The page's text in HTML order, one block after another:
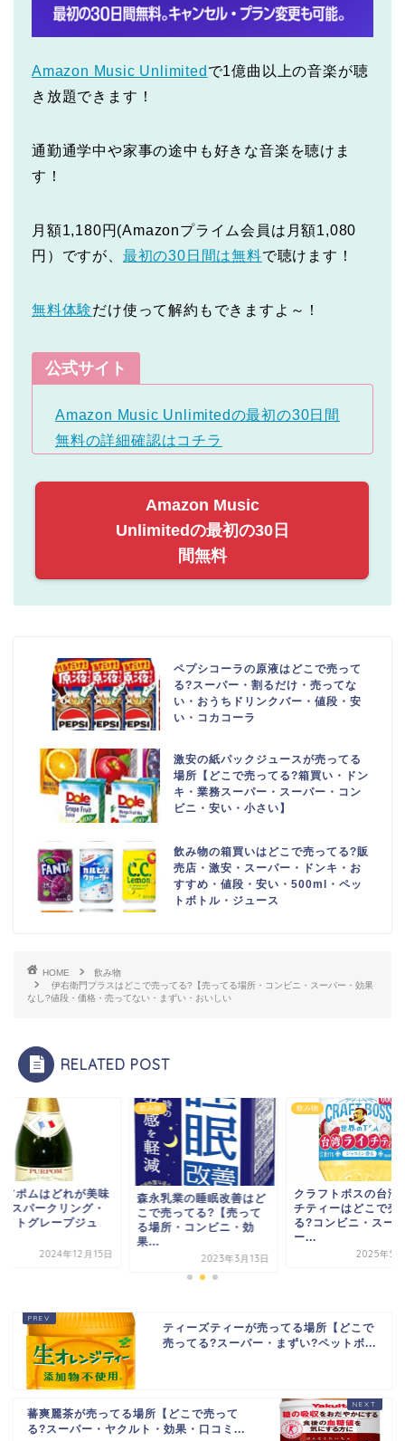
Amazon Music Unlimited で1億曲以上の音楽が聴
き放題できます！
通勤通学中や家事の途中も好きな音楽を聴けま
す！
月額1,180円(Amazonプライム会員は月額1,080
円）ですが、 最初の30日間は無料で聴けます！
無料体験だけ使って解約もできますよ～！
公式サイト
Amazon Music Unlimitedの最初の30日間
無料の詳細確認はコチラ
Amazon Music
Unlimitedの最初の30日
間無料
ペプシコーラの原液はどこで売って
る?スーパー・割るだけ・売ってな
い・おうちドリンクバー・値段・安
い・コカコーラ
激安の紙パックジュースが売ってる
場所【どこで売ってる?箱買い・ドン
キ・業務スーパー・スーパー・コン
ビニ・安い・小さい】
飲み物の箱買いはどこで売ってる?販
売店・激安・スーパー・ドンキ・お
すすめ・値段・安い・500ml・ペッ
トボトル・ジュース
HOME
飲み物
伊右衛門プラスはどこで売ってる?【売ってる場所・コンビニ・スーパー・効果
なし?値段・価格・売ってない・まずい・おいしい
RELATED POST
アポムはどれが美味
?スパークリング・
イトグレープジュ
2024年12月15日
飲み物
森永乳業の睡眠改善はど
こで売ってる?【売って
る場所・コンビニ・効
果...
2023年3月13日
飲み物
クラフトボスの台湾
チティーはどこで売
る?コンビニ・スー
ー...
2025年5
ティーズティーが売ってる場所【どこで
売ってる?スーパー・まずい?ペットボ...
蕃爽麗茶が売ってる場所【どこで売って
る?スーパー・ヤクルト・効果・口コミ...